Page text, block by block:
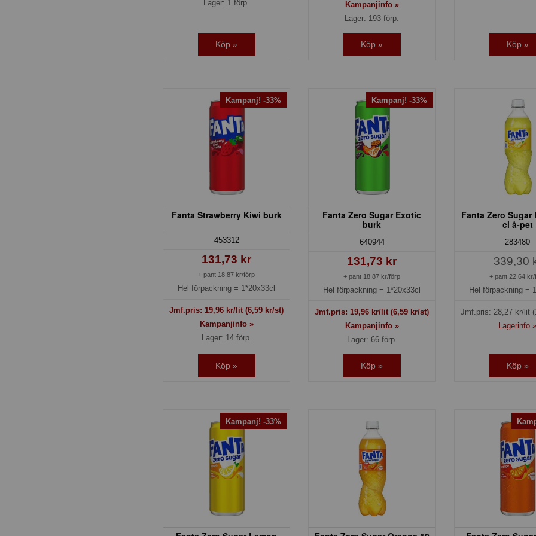
Lager: 1 förp.
Köp »
Kampanjinfo »
Lager: 193 förp.
Köp » Köp »
Kampanj! -33%
Fanta Strawberry Kiwi burk
453312
131,73 kr
+ pant 18,87 kr/förp
Hel förpackning = 1*20x33cl
Jmf.pris:19,96 kr/lit(6,59 kr/st)
Kampanjinfo »
Lager: 14 förp.
Köp »
Kampanj! -33%
Fanta Zero Sugar Exotic
burk
640944
131,73 kr
+ pant 18,87 kr/förp
Hel förpackning = 1*20x33cl
Jmf.pris: 19,96 kr/lit(6,59 kr/st)
Kampanjinfo »
Lager: 66 förp.
Köp »
Fanta Zero Sugar
cl å-pet
283480
339,30
+ pant 22,64 kr/
Hel förpackning =
Jmf.pris: 28,27 kr/lit
Lagerinfo »
Köp »
Kampanj! -33%